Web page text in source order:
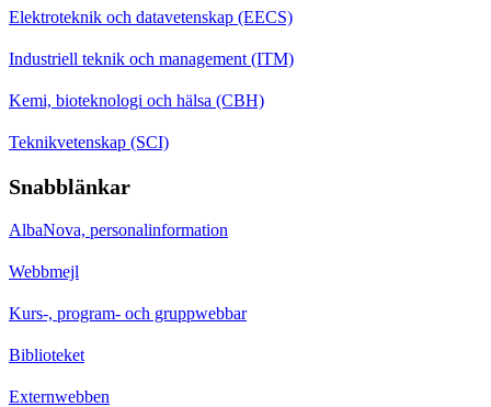
Elektroteknik och datavetenskap (EECS)
Industriell teknik och management (ITM)
Kemi, bioteknologi och hälsa (CBH)
Teknikvetenskap (SCI)
Snabblänkar
AlbaNova, personalinformation
Webbmejl
Kurs-, program- och gruppwebbar
Biblioteket
Externwebben